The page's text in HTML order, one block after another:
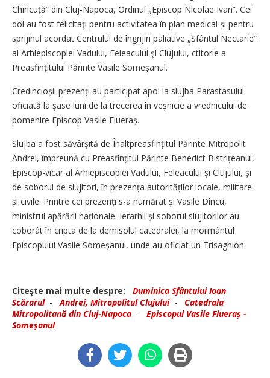
Chiricuță” din Cluj-Napoca, Ordinul „Episcop Nicolae Ivan”. Cei
doi au fost felicitaţi pentru activitatea în plan medical și pentru
sprijinul acordat Centrului de îngrijiri paliative „Sfântul Nectarie”
al Arhi­episcopiei Vadului, Feleacului şi Clujului, ctitorie a
Preasfințitului Părinte Vasile Someșanul.
Credincioșii prezenți au participat apoi la slujba Parastasului
oficiată la şase luni de la trecerea în veșnicie a vrednicului de
pomenire Episcop Vasile Flueraș.
Slujba a fost săvârşită de Înaltpreasfințitul Părinte Mitropolit
Andrei, împreună cu Preasfințitul Părinte Benedict Bistrițeanul,
Episcop-vicar al Arhiepiscopiei Vadului, Feleacului şi Clujului, și
de soborul de slujitori, în prezența autorităților locale, militare
și civile. Printre cei prezenți s-a numărat și Vasile Dîncu,
ministrul apărării naționale. Ierarhii și soborul slujitorilor au
coborât în cripta de la demisolul catedralei, la mormântul
Episcopului Vasile Someșanul, unde au oficiat un Trisaghion.
Citeşte mai multe despre:
Duminica Sfântului Ioan
Scărarul-Andrei, Mitropolitul Clujului- Catedrala
Mitropolitană din Cluj-Napoca - Episcopul Vasile Flueraș -
Someșanul